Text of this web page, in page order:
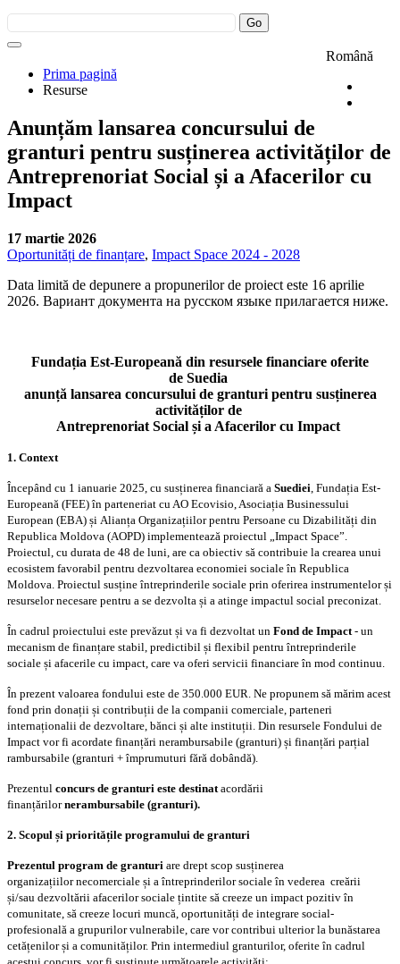
Română
Prima pagină
Resurse
Anunțăm lansarea concursului de
granturi pentru susținerea activităților de
Antreprenoriat Social și a Afacerilor cu
Impact
17 martie 2026
Oportunități de finanțare, Impact Space 2024 - 2028
Data limită de depunere a propunerilor de proiect este 16 aprilie
2026. Вариант документа на русском языке прилагается ниже.
Fundația Est-Europeană din resursele financiare oferite
de Suedia
anunță lansarea concursului de granturi pentru susținerea
activităților de
Antreprenoriat Social și a Afacerilor cu Impact
1. Context
Începând cu 1 ianuarie 2025, cu susținerea financiară a Suediei , Fundația Est-
Europeană (FEE) în parteneriat cu AO Ecovisio, Asociația Businessului
European (EBA) și Alianța Organizațiilor pentru Persoane cu Dizabilități din
Republica Moldova (AOPD) implementează proiectul „Impact Space”.
Proiectul, cu durata de 48 de luni, are ca obiectiv să contribuie la crearea unui
ecosistem favorabil pentru dezvoltarea economiei sociale în Republica
Moldova. Proiectul susține întreprinderile sociale prin oferirea instrumentelor și
resurselor necesare pentru a se dezvolta și a atinge impactul social preconizat.
În cadrul proiectului este prevăzut și va fi dezvoltat un Fond de Impact - un
mecanism de finanțare stabil, predictibil și flexibil pentru întreprinderile
sociale și afacerile cu impact, care va oferi servicii financiare în mod continuu.
În prezent valoarea fondului este de 350.000 EUR. Ne propunem să mărim acest
fond prin donații și contribuții de la companii comerciale, parteneri
internaționalii de dezvoltare, bănci și alte instituții. Din resursele Fondului de
Impact vor fi acordate finanțări nerambursabile (granturi) și finanțări parțial
rambursabile (granturi + împrumuturi fără dobândă).
Prezentul concurs de granturi este destinat acordării
finanțărilornerambursabile (granturi).
2. Scopul și prioritățile programului de granturi
Prezentul program de granturi are drept scop susținerea
organizațiilor necomerciale și a întreprinderilor sociale în vederea creării
și/sau dezvoltării afacerilor sociale țintite să creeze un impact pozitiv în
comunitate, să creeze locuri muncă, oportunități de integrare social-
profesională a grupurilor vulnerabile, care vor contribui ulterior la bunăstarea
cetățenilor și a comunităților. Prin intermediul granturilor, oferite în cadrul